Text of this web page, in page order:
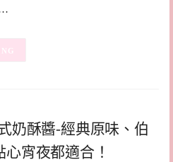
奶酥醬-經典原味、伯
宵夜都適合！